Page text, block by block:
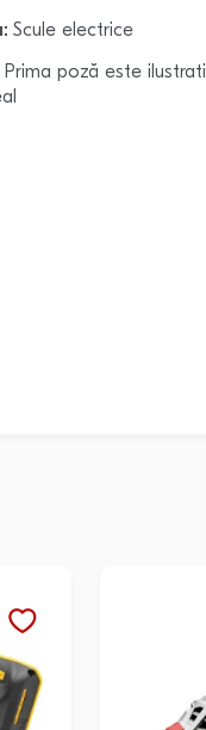
Scule electrice
Prima poză este